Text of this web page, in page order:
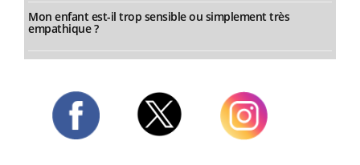
Mon enfant est-il trop sensible ou simplement très
empathique ?